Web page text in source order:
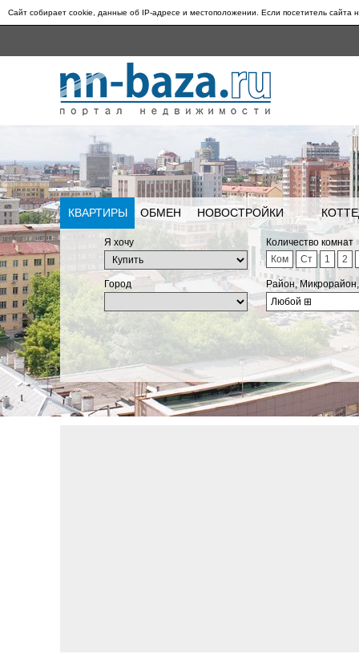
Сайт собирает cookie, данные об IP-адресе и местоположении. Если посетитель сайта
КВАРТИРЫ ОБМЕН НОВОСТРОЙКИ
Я хочу
Количество комнат
Ком
Ст 1 2
Город
Район,
Любой ⊞